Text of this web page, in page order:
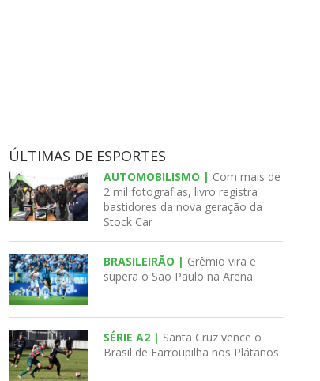
ÚLTIMAS DE ESPORTES
AUTOMOBILISMO | Com mais de
2 mil fotografias, livro registra
bastidores da nova geração da
Stock Car
BRASILEIRÃO | Grêmio vira e
supera o São Paulo na Arena
SÉRIE A2 | Santa Cruz vence o
Brasil de Farroupilha nos Plátanos